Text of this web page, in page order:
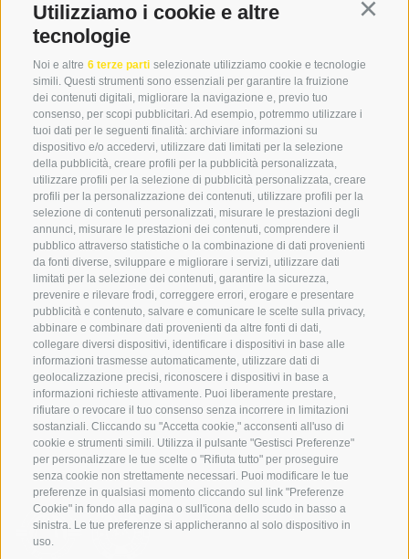
Utilizziamo i cookie e altre
tecnologie
Noi e altre 6 terze parti selezionate utilizziamo cookie e tecnologie
simili. Questi strumenti sono essenziali per garantire la fruizione
dei contenuti digitali, migliorare la navigazione e, previo tuo
consenso, per scopi pubblicitari. Ad esempio, potremmo utilizzare i
tuoi dati per le seguenti finalità: archiviare informazioni su
dispositivo e/o accedervi, utilizzare dati limitati per la selezione
della pubblicità, creare profili per la pubblicità personalizzata,
utilizzare profili per la selezione di pubblicità personalizzata, creare
profili per la personalizzazione dei contenuti, utilizzare profili per la
selezione di contenuti personalizzati, misurare le prestazioni degli
annunci, misurare le prestazioni dei contenuti, comprendere il
pubblico attraverso statistiche o la combinazione di dati provenienti
da fonti diverse, sviluppare e migliorare i servizi, utilizzare dati
limitati per la selezione dei contenuti, garantire la sicurezza,
prevenire e rilevare frodi, correggere errori, erogare e presentare
pubblicità e contenuto, salvare e comunicare le scelte sulla privacy,
abbinare e combinare dati provenienti da altre fonti di dati,
collegare diversi dispositivi, identificare i dispositivi in base alle
informazioni trasmesse automaticamente, utilizzare dati di
geolocalizzazione precisi, riconoscere i dispositivi in base a
informazioni richieste attivamente. Puoi liberamente prestare,
rifiutare o revocare il tuo consenso senza incorrere in limitazioni
sostanziali. Cliccando su "Accetta cookie," acconsenti all'uso di
cookie e strumenti simili. Utilizza il pulsante "Gestisci Preferenze"
per personalizzare le tue scelte o "Rifiuta tutto" per proseguire
senza cookie non strettamente necessari. Puoi modificare le tue
preferenze in qualsiasi momento cliccando sul link "Preferenze
Cookie" in fondo alla pagina o sull'icona dello scudo in basso a
sinistra. Le tue preferenze si applicheranno al solo dispositivo in
uso.
39034 Dobbiaco
+39 0474 976139
info@globoalpin.com
14.00 – 17:00 Uhr
SERVIZIO
Contatto
Meteo
FAQ & AGB
Newsletter
noleggio attrezzatura
Login
Pagamento
Partner
ON TOUR
Noi
Programma invernale